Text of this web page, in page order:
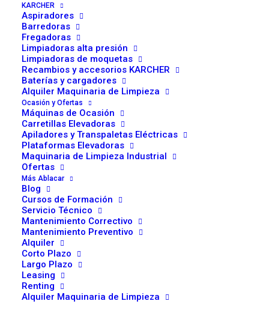
KARCHER
Aspiradores
Barredoras
Fregadoras
Limpiadoras alta presión
Limpiadoras de moquetas
Recambios y accesorios KARCHER
Baterías y cargadores
Alquiler Maquinaria de Limpieza
Ocasión y Ofertas
Máquinas de Ocasión
Carretillas Elevadoras
Apiladores y Transpaletas Eléctricas
Plataformas Elevadoras
Maquinaria de Limpieza Industrial
Ofertas
Más Ablacar
Blog
Cursos de Formación
Servicio Técnico
Mantenimiento Correctivo
Mantenimiento Preventivo
Alquiler
Corto Plazo
Largo Plazo
Leasing
Renting
Alquiler Maquinaria de Limpieza
Compatibilidad demostrada con aleaciones de cobre empleadas en
sincronismos y bombas de pistones.
Elevada duración en servicio, manteniendo un control de fricción
estable.
Limpieza superior, evitando la formación de depósitos y lacas en el
interior de los circuitos.
Garantizada protección del sistema frente a la corrosión.
Aplicaciones:
Fluido tipo UTTO especialmente diseñado para sistemas sometidos
a fuertes cargas térmicas.
Sistemas hidráulicos, transmisiones, reductores finales.
Transmisiones traseras con frenos sumergidos en aceite,
reductores laterales, reductores en ruedas, diferenciales.
Direcciones mecánicas e hidroestáticas o servodirección de
tractores, maquinaria agrícola en general y maquinaria de obra
pública.
GRUPO
AÑADIR AL CARRITO